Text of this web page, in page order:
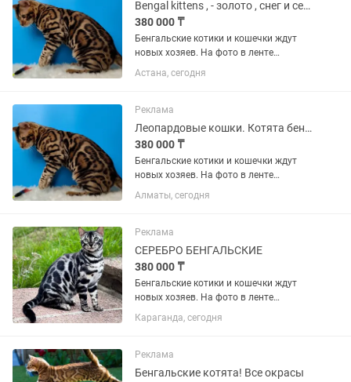
Bengal kittens , - золото , снег и серебро
380 000 ₸
Бенгальские котики и кошечки ждут
новых хозяев. На фото в ленте
представлены не все котята! Сделайте
себе подарок, заведите мини-леопарда
которыми не будет особых...
Астана, сегодня
Реклама
Леопардовые кошки. Котята бенгальские
380 000 ₸
Бенгальские котики и кошечки ждут
новых хозяев. На фото в ленте
представлены не все котята! Сделайте
себе подарок, заведите мини-леопарда
которыми не будет особых...
Алматы, сегодня
Реклама
СЕРЕБРО БЕНГАЛЬСКИЕ
380 000 ₸
Бенгальские котики и кошечки ждут
новых хозяев. На фото в ленте
представлены не все котята! Сделайте
себе подарок, заведите мини-леопарда
которыми не будет особых...
Караганда, сегодня
Реклама
Бенгальские котята! Все окрасы